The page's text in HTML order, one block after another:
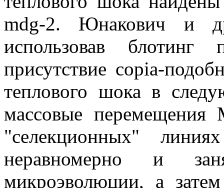
mdg-2. Юнакович и
использовав
присутствие copia-
теплового шока в
массовые
"селекционных"
неравномерно и
микроэволюции, а